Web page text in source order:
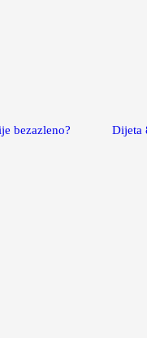
bezazleno? Dijeta